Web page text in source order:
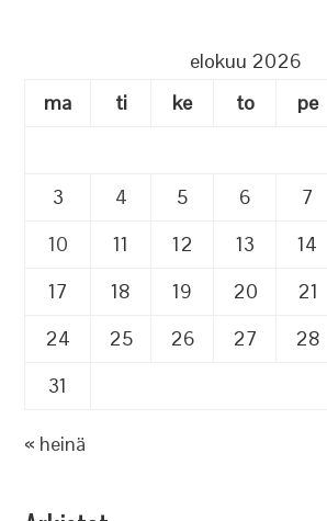
elokuu 2026
ma
ti ke to pe
3
4 5 6 7
10
11 12 13 14
17
18 19 20 21
24
25 26 27 28
31
« heinä